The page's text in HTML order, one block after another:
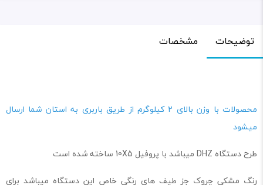
توضیحات مشخصات
محصولات با وزن بالای 2 کیلوگرم از طریق باربری به استان شما ارسال
میشود
طرح دستگاه DHZ میباشد با پروفیل 10X5 ساخته شده است
رنگ مشکی چروک جز طیف های رنگی خاص این دستگاه میباشد برای